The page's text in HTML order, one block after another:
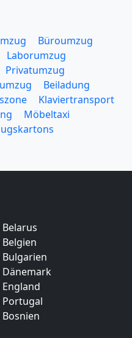
Büroumzug
Laborumzug
Privatumzug
Beiladung
Klaviertransport
Möbeltaxi
Dänemark
Portugal